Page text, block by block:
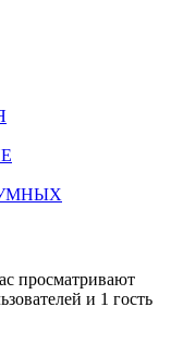
просматривают
и 1 гость